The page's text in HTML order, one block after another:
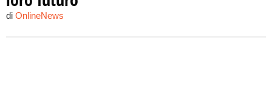
di OnlineNews